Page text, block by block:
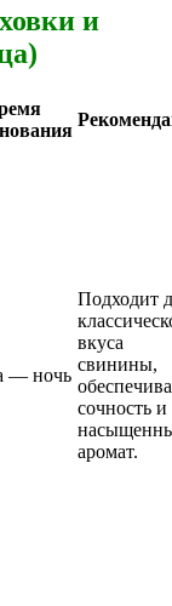
и
— ночь
Подходит
вкуса
свинины,
сочность и
аромат.